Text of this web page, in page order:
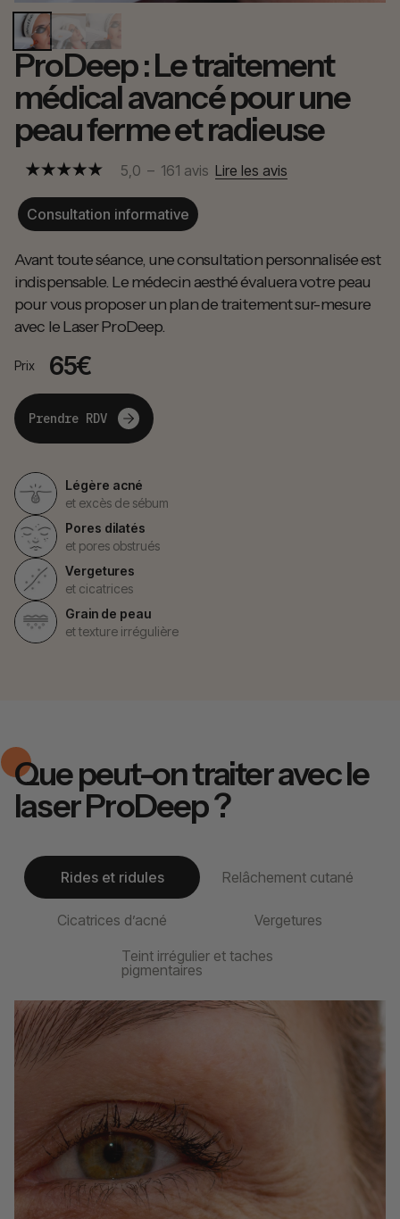
ProDeep : Le traitement
médical avancé pour une
peau ferme et radieuse
5,0 – 161 avis Lire les avis
Consultation informative
Avant toute séance, une consultation personnalisée est
indispensable. Le médecin aesthé évaluera votre peau
pour vous proposer un plan de traitement sur-mesure
avec le Laser ProDeep.
Prix 65€
Prendre RDV
Légère acné
et excès de sébum
Pores dilatés
et pores obstrués
Vergetures
et cicatrices
Grain de peau
et texture irrégulière
Que peut-on traiter avec le
laser ProDeep ?
Rides et ridules Relâchement cutané
Cicatrices d’acné
Vergetures
Teint irrégulier et taches
pigmentaires